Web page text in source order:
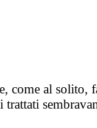
come al solito,